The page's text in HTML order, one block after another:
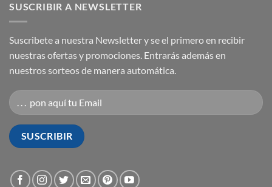
SUSCRIBIR A NEWSLETTER
Suscribete a nuestra Newsletter y se el primero en recibir
nuestras ofertas y promociones. Entrarás además en
nuestros sorteos de manera automática.